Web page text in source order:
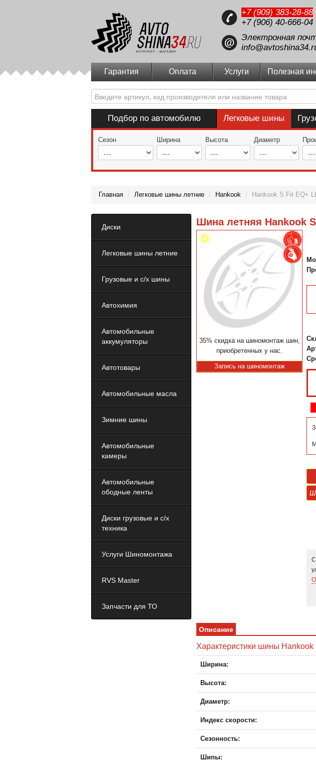
+7 (909) 383-28-88
+7 (906) 40-666-04
Электронная
Гарантия Оплата Услуги Полезная
Подбор по автомобилю Легковые шины
Сезон Ширина Высота Диаметр
Главная / Легковые шины летние / Hankook / Hankook S Fit EQ+
Диски
Легковые шины летние
Грузовые и с/х шины
Автохимия
Автомобильные
аккумуляторы
Автотовары
Автомобильные масла
Зимние шины
Автомобильные
камеры
Автомобильные
ободные ленты
Диски грузовые и с/х
техника
Услуги Шиномонтажа
RVS Master
Запчасти для ТО
Шина летняя Hankook
35% скидка на шиномонтаж шин,
приобретенных у нас.
Запись на шиномонтаж
О
Описание
Характеристики шины
Ширина:
Высота:
Диаметр:
Индекс скорости:
Сезонность:
Шипы: